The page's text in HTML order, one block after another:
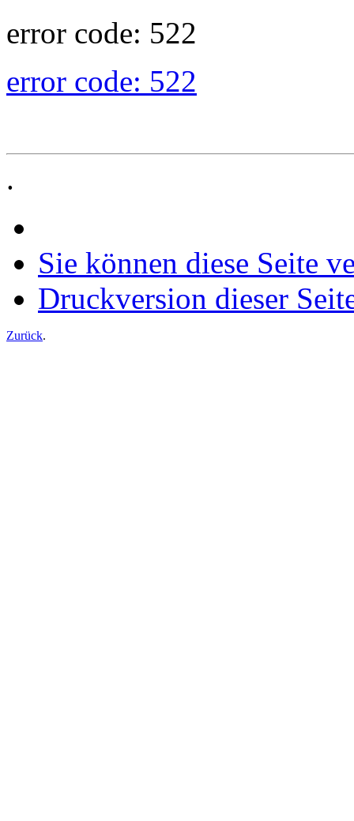
error code: 522
error code: 522
.
Sie können diese Seite
Druckversion dieser
Zurück.